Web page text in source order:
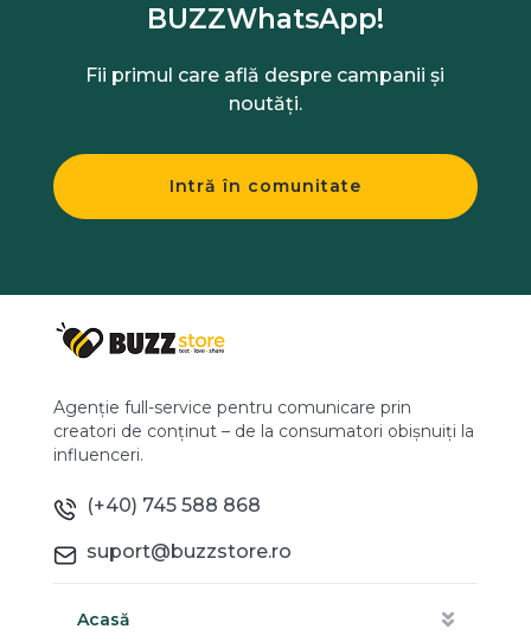
BUZZWhatsApp!
Fii primul care află despre campanii și
noutăți.
Intră în comunitate
Agenție full-service pentru comunicare prin
creatori de conținut – de la consumatori obișnuiți la
influenceri.
(+40) 745 588 868
suport@buzzstore.ro
Acasă